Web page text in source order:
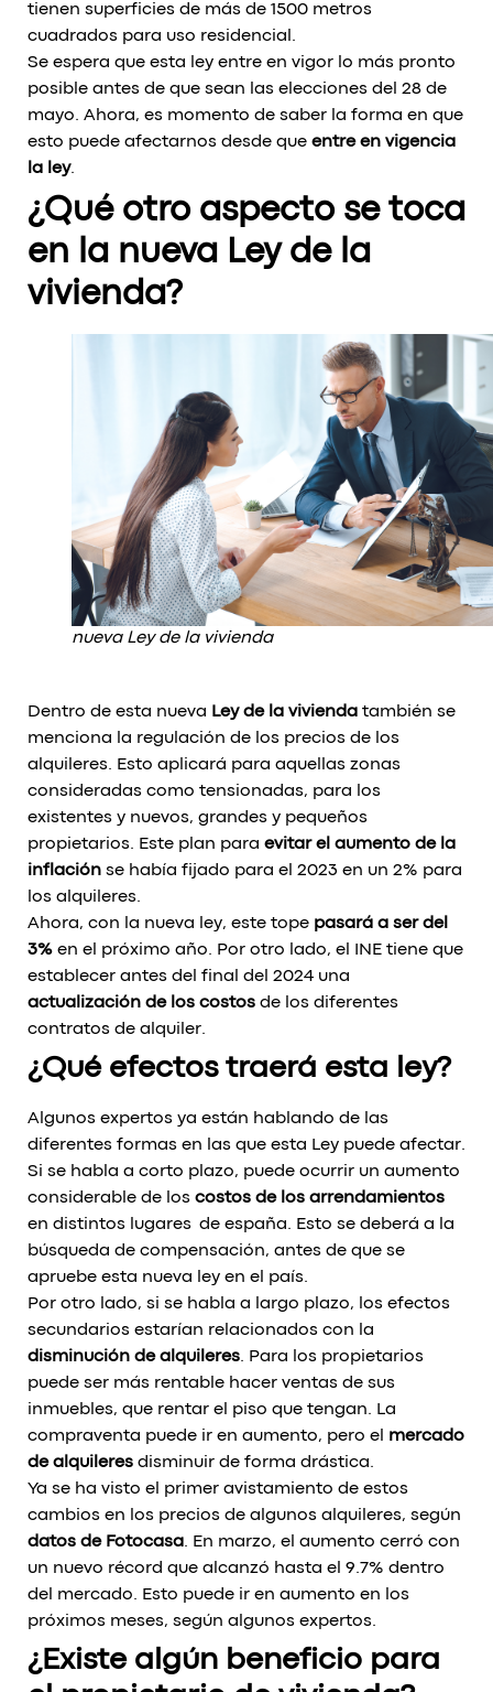
tienen superficies de más de 1500 metros
cuadrados para uso residencial.
Se espera que esta ley entre en vigor lo más pronto
posible antes de que sean las elecciones del 28 de
mayo. Ahora, es momento de saber la forma en que
esto puede afectarnos desde que entre en vigencia
la ley.
¿Qué otro aspecto se toca
en la nueva Ley de la
vivienda?
nueva Ley de la vivienda
Dentro de esta nueva Ley de la vivienda también se
menciona la regulación de los precios de los
alquileres. Esto aplicará para aquellas zonas
consideradas como tensionadas, para los
existentes y nuevos, grandes y pequeños
propietarios. Este plan para evitar el aumento de la
inflación se había fijado para el 2023 en un 2% para
los alquileres.
Ahora, con la nueva ley, este tope pasará a ser del
3% en el próximo año. Por otro lado, el INE tiene que
establecer antes del final del 2024 una
actualización de los costos de los diferentes
contratos de alquiler.
¿Qué efectos traerá esta ley?
Algunos expertos ya están hablando de las
diferentes formas en las que esta Ley puede afectar.
Si se habla a corto plazo, puede ocurrir un aumento
considerable de los costos de los arrendamientos
en distintos lugares de españa. Esto se deberá a la
búsqueda de compensación, antes de que se
apruebe esta nueva ley en el país.
Por otro lado, si se habla a largo plazo, los efectos
secundarios estarían relacionados con la
disminución de alquileres. Para los propietarios
puede ser más rentable hacer ventas de sus
inmuebles, que rentar el piso que tengan. La
compraventa puede ir en aumento, pero el mercado
de alquileres disminuir de forma drástica.
Ya se ha visto el primer avistamiento de estos
cambios en los precios de algunos alquileres, según
datos de Fotocasa. En marzo, el aumento cerró con
un nuevo récord que alcanzó hasta el 9.7% dentro
del mercado. Esto puede ir en aumento en los
próximos meses, según algunos expertos.
¿Existe algún beneficio para